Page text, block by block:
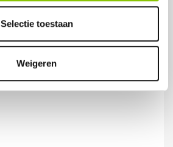
Selectie toestaan
Weigeren